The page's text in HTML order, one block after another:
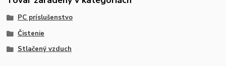
PC príslušenstvo
Čistenie
Stlačený vzduch